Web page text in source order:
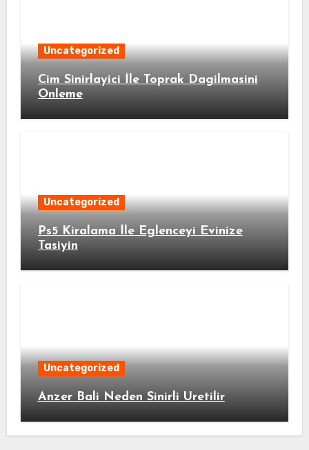
Uncategorized
Cim Sinirlayici İle Toprak Dagilmasini
Onleme
Uncategorized
Ps5 Kiralama İle Eglenceyi Evinize
Tasiyin
Uncategorized
Anzer Bali Neden Sinirli Uretilir